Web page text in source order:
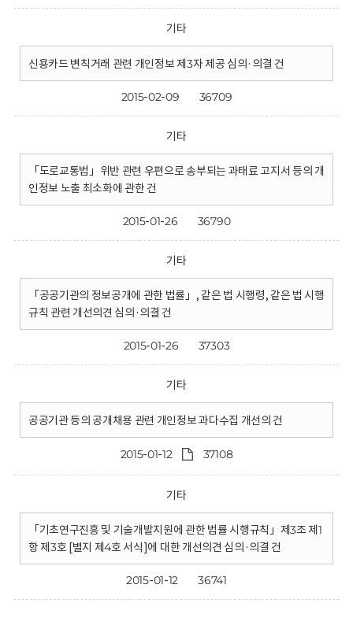
기타
신용카드 변칙거래 관련 개인정보 제3자 제공 심의·의결 건
2015-02-09 36709
기타
「도로교통법」위반 관련 우편으로 송부되는 과태료 고지서 등의 개
인정보 노출 최소화에 관한 건
2015-01-26 36790
기타
「공공기관의 정보공개에 관한 법률」, 같은 법 시행령, 같은 법 시행
규칙 관련 개선의견 심의·의결 건
2015-01-26 37303
기타
공공기관 등의 공개채용 관련 개인정보 과다수집 개선의 건
2015-01-12 37108
기타
「기초연구진흥 및 기술개발지원에 관한 법률 시행규칙」제3조 제1
항 제3호 [별지 제4호 서식]에 대한 개선의견 심의·의결 건
2015-01-12 36741